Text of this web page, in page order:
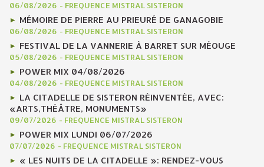
06/08/2026 - FREQUENCE MISTRAL SISTERON
MÉMOIRE DE PIERRE AU PRIEURÉ DE GANAGOBIE
06/08/2026 - FREQUENCE MISTRAL SISTERON
FESTIVAL DE LA VANNERIE À BARRET SUR MÉOUGE
05/08/2026 - FREQUENCE MISTRAL SISTERON
POWER MIX 04/08/2026
04/08/2026 - FREQUENCE MISTRAL SISTERON
LA CITADELLE DE SISTERON RÉINVENTÉE, AVEC:
«ARTS,THÉÂTRE, MONUMENTS»
09/07/2026 - FREQUENCE MISTRAL SISTERON
POWER MIX LUNDI 06/07/2026
07/07/2026 - FREQUENCE MISTRAL SISTERON
« LES NUITS DE LA CITADELLE »: RENDEZ-VOUS